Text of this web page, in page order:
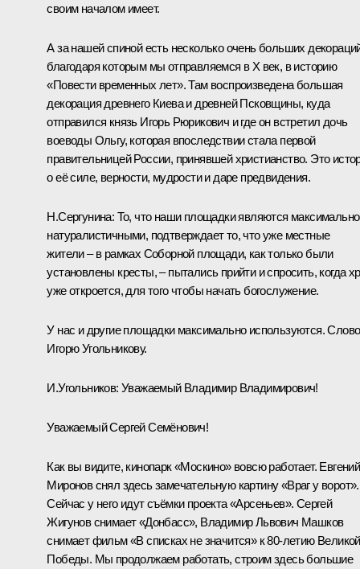
своим началом имеет.
А за нашей спиной есть несколько очень больших
благодаря которым мы отправляемся в X век, в историю
«Повести временных лет». Там воспроизведена большая
декорация древнего Киева и древней Псковщины, куда
отправился князь Игорь Рюрикович и где он встретил дочь
воеводы Ольгу, которая впоследствии стала первой
правительницей России, принявшей христианство. Это
о её силе, верности, мудрости и даре предвидения.
Н.Сергунина: То, что наши площадки являются максимально
натуралистичными, подтверждает то, что уже местные
жители – в рамках Соборной площади, как только были
установлены кресты, – пытались прийти и спросить, когда
уже откроется, для того чтобы начать богослужение.
У нас и другие площадки максимально используются. Слово
Игорю Угольникову.
И.Угольников: Уважаемый Владимир Владимирович!
Уважаемый Сергей Семёнович!
Как вы видите, кинопарк «Москино» вовсю работает. Евгений
Миронов снял здесь замечательную картину «Враг у ворот».
Сейчас у него идут съёмки проекта «Арсеньев». Сергей
Жигунов снимает «Донбасс», Владимир Львович Машков
снимает фильм «В списках не значится» к 80-летию Великой
Победы. Мы продолжаем работать, строим здесь большие